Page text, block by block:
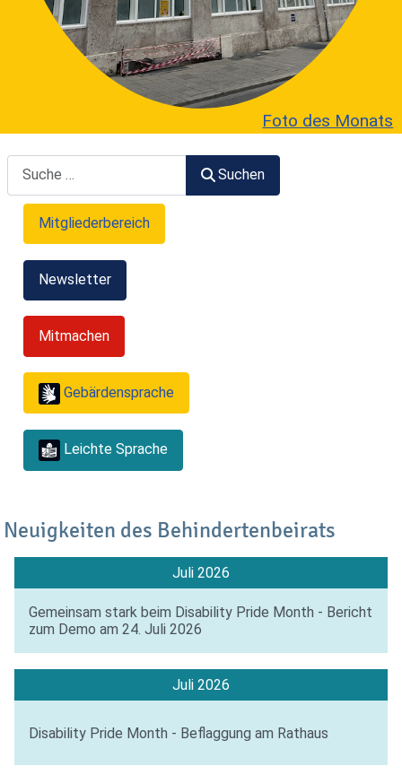
Foto des Monats
Suchen
Suchen
Mitgliederbereich
Newsletter
Mitmachen
Gebärdensprache
Leichte Sprache
Neuigkeiten des Behindertenbeirats
Juli 2026
Gemeinsam stark beim Disability Pride Month - Bericht
zum Demo am 24. Juli 2026
Juli 2026
Disability Pride Month - Beflaggung am Rathaus